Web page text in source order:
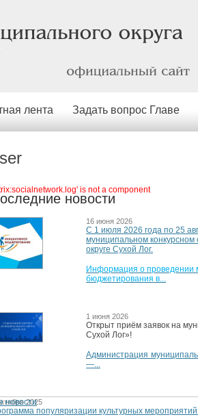
лента Задать вопрос Главе
is not a component
новости
16 июня 2026
С 1 июля 2026 года по 25
муниципальном
округе Сухой Лог.
Информация о проведении
бюджетирования в...
1 июня 2026
Открыт приём заявок на
Сухой Лог»!
Администрация
—...
2025
популяризации культурных
новости